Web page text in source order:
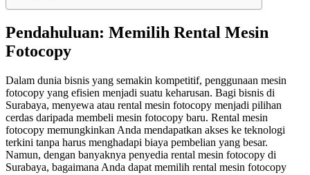
Pendahuluan: Memilih Rental Mesin
Fotocopy
Dalam dunia bisnis yang semakin kompetitif, penggunaan mesin
fotocopy yang efisien menjadi suatu keharusan. Bagi bisnis di
Surabaya, menyewa atau rental mesin fotocopy menjadi pilihan
cerdas daripada membeli mesin fotocopy baru. Rental mesin
fotocopy memungkinkan Anda mendapatkan akses ke teknologi
terkini tanpa harus menghadapi biaya pembelian yang besar.
Namun, dengan banyaknya penyedia rental mesin fotocopy di
Surabaya, bagaimana Anda dapat memilih rental mesin fotocopy